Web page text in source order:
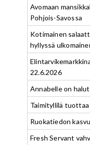
Avomaan
Pohjois-Savossa
Kotimainen
hyllyssä
22.6.2026
Annabelle on
Taimityllilä
Ruokatiedon
Fresh Servant